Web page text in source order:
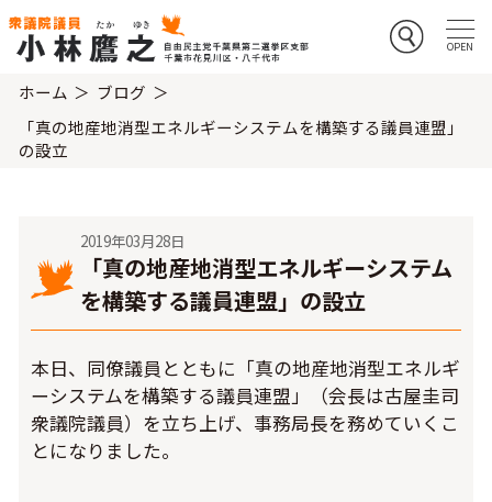
ホーム
ブログ
「真の地産地消型エネルギーシステムを構築する議員連盟」
の設立
2019年03月28日
「真の地産地消型エネルギーシステム
を構築する議員連盟」の設立
本日、同僚議員とともに「真の地産地消型エネルギ
ーシステムを構築する議員連盟」（会長は古屋圭司
衆議院議員）を立ち上げ、事務局長を務めていくこ
とになりました。